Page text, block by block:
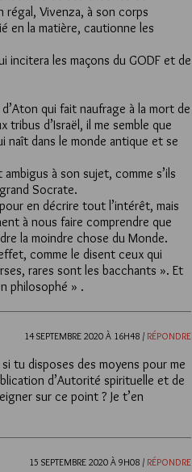
régal, Vivenza, à son corps
en la matière, cautionne les
incitera les maçons du GODF et de
qui fait naufrage à la mort de
d’Israël, il me semble que
naît dans le monde antique et se
à son sujet, comme s’ils
Socrate.
en décrire tout l’intérêt, mais
à nous faire comprendre que
la moindre chose du Monde.
comme le disent ceux qui
rares sont les bacchants ». Et
philosophé » .
14 SEPTEMBRE 2020 À 16H48 / RÉPONDRE
tu disposes des moyens pour me
d’Autorité spirituelle et de
sur ce point ? Je t’en
15 SEPTEMBRE 2020 À 9H08 / RÉPONDRE